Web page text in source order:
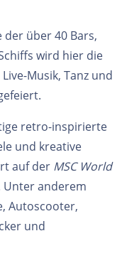
der über 40 Bars,
wird hier die
Musik, Tanz und
retro-inspirierte
und kreative
auf der MSC World
Unter anderem
Autoscooter,
und